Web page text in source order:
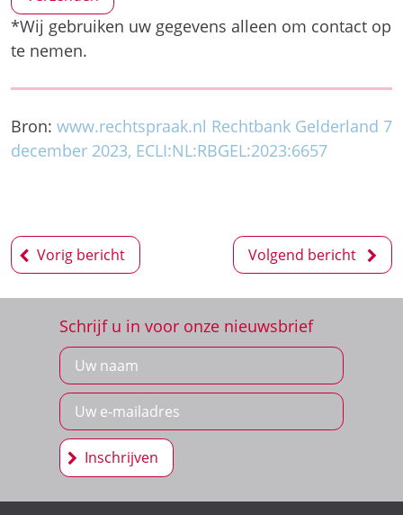
*Wij gebruiken uw gegevens alleen om contact op
te nemen.
Bron: www.rechtspraak.nl Rechtbank Gelderland 7
december 2023, ECLI:NL:RBGEL:2023:6657
Bericht
navigatie
Vorig bericht Volgend bericht
Schrijf u in voor onze nieuwsbrief
Inschrijven